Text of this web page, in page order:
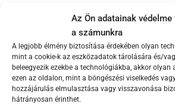
Az Ön adatainak
a számunkra
A legjobb élmény biztosítása érdekében olyan
mint a cookie-k az eszközadatok tárolására és/
beleegyezik ezekbe a technológiákba, akkor
ezen az oldalon, mint a böngészési viselkedés
hozzájárulás elmulasztása vagy visszavonása
hátrányosan érinthet.
Kiemelkedő hőtartás és stabil izzási
Intenzív, természetes faszénaroma
Kevés hamut termel, tisztán ég
Gazdaságos felhasználás,
utánpótlás